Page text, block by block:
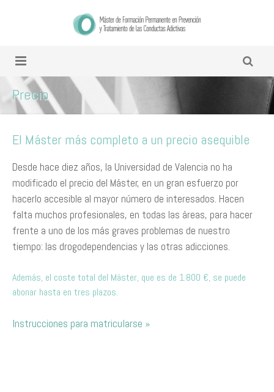
Precio
El Máster más completo a un precio asequible
Desde hace diez años, la Universidad de Valencia no ha
modificado el precio del Máster, en un gran esfuerzo por
hacerlo accesible al mayor número de interesados. Hacen
falta muchos profesionales, en todas las áreas, para hacer
frente a uno de los más graves problemas de nuestro
tiempo: las drogodependencias y las otras adicciones.
Además, el coste total del Máster, que es de 1.800 €, se puede
abonar hasta en tres plazos.
Instrucciones para matricularse »